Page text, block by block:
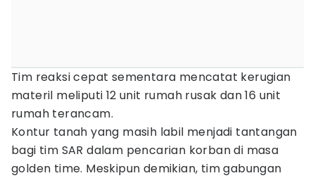
Tim reaksi cepat sementara mencatat kerugian
materil meliputi 12 unit rumah rusak dan 16 unit
rumah terancam.
Kontur tanah yang masih labil menjadi tantangan
bagi tim SAR dalam pencarian korban di masa
golden time. Meskipun demikian, tim gabungan